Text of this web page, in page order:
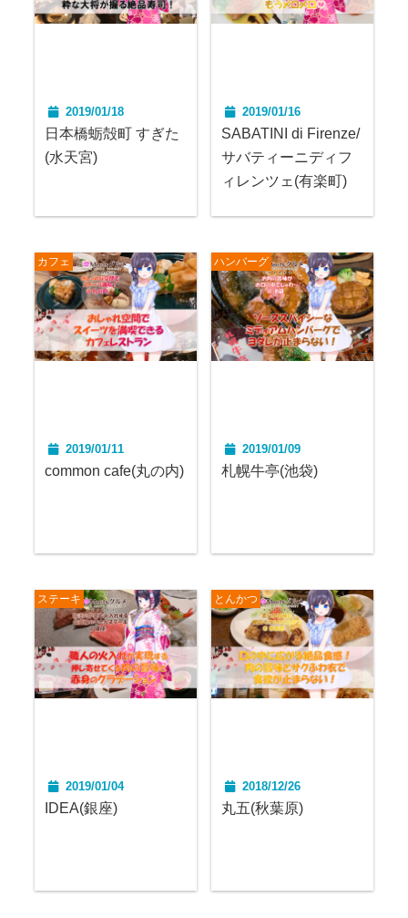
2019/01/18
日本橋蛎殻町 すぎた
(水天宮)
2019/01/16
SABATINI di Firenze/
サバティーニディフ
ィレンツェ(有楽町)
カフェ
2019/01/11
common cafe(丸の内)
ハンバーグ
2019/01/09
札幌牛亭(池袋)
ステーキ
2019/01/04
IDEA(銀座)
とんかつ
2018/12/26
丸五(秋葉原)